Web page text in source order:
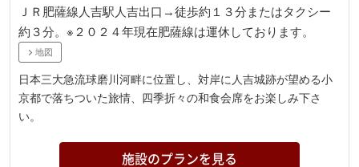
ＪＲ肥薩線人吉駅人吉出口→徒歩約１３分またはタクシー
約３分。※２０２４年現在肥薩線は運休しております。
地図
日本三大急流球磨川河畔に位置し、対岸に人吉城跡が望める小
京都で落ちついた旅情、四季折々の和食会席をお楽しみ下さ
い。
施設のプランを見る